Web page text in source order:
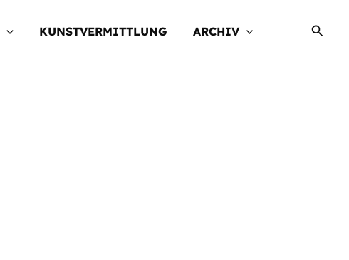
KUNSTVERMITTLUNG ARCHIV